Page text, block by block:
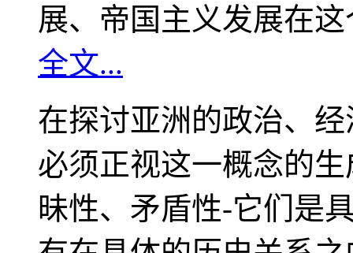
展、帝国主义发展在
全文...
在探讨亚洲的政治、
必须正视这一概念的
昧性、矛盾性-它们是